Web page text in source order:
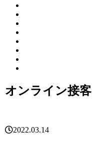
オンライン接客
2022.03.14